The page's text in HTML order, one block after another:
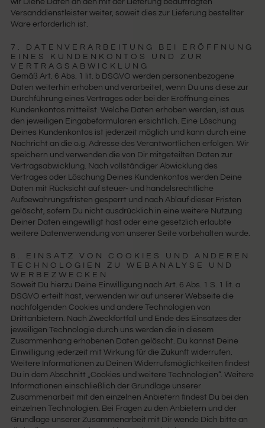
wir Diene Daten an den mit der Lieferung beauftragten
Versanddienstleister weiter, soweit dies zur Lieferung bestellter
Ware erforderlich ist.
7. DATENVERARBEITUNG BEI ERÖFFNUNG
EINES KUNDENKONTOS UND ZUR
VERTRAGSABWICKLUNG
Gemäß Art. 6 Abs. 1 lit. b DSGVO werden personenbezogene
Daten weiterhin erhoben und verarbeitet, wenn Du uns diese zur
Durchführung eines Vertrages oder bei der Eröffnung eines
Kundenkontos mitteilst. Welche Daten erhoben werden, ist aus
den jeweiligen Eingabeformularen ersichtlich. Eine Löschung
Deines Kundenkontos ist jederzeit möglich und kann durch eine
Nachricht an die o.g. Adresse des Verantwortlichen erfolgen. Wir
speichern und verwenden die von Dir mitgeteilten Daten zur
Vertragsabwicklung. Nach vollständiger Abwicklung des
Vertrages oder Löschung Deines Kundenkontos werden Deine
Daten mit Rücksicht auf steuer- und handelsrechtliche
Aufbewahrungsfristen gesperrt und nach Ablauf dieser Fristen
gelöscht, sofern Du nicht ausdrücklich in eine weitere Nutzung
Deiner Daten eingewilligt hast oder eine gesetzlich erlaubte
weitere Datenverwendung von unserer Seite vorbehalten wurde.
8. EINSATZ VON COOKIES UND ANDEREN
TECHNOLOGIEN ZU WEBANALYSE UND
WERBEZWECKEN
Soweit Du hierzu Deine Einwilligung nach Art. 6 Abs. 1 S. 1 lit. a
DSGVO erteilt hast, verwenden wir auf unserer Webseite die
nachfolgenden Cookies und andere Technologien von
Drittanbietern. Nach Zweckfortfall und Ende des Einsatzes der
jeweiligen Technologie durch uns werden die in diesem
Zusammenhang erhobenen Daten gelöscht. Du kannst Deine
Einwilligung jederzeit mit Wirkung für die Zukunft widerrufen.
Weitere Informationen zu Deinen Widerrufsmöglichkeiten findest
Du in dem Abschnitt „Cookies und weitere Technologien“. Weitere
Informationen einschließlich der Grundlage unserer
Zusammenarbeit mit den einzelnen Anbietern findest Du bei den
einzelnen Technologien. Bei Fragen zu den Anbietern und der
Grundlage unserer Zusammenarbeit mit Dir wende Dich bitte an